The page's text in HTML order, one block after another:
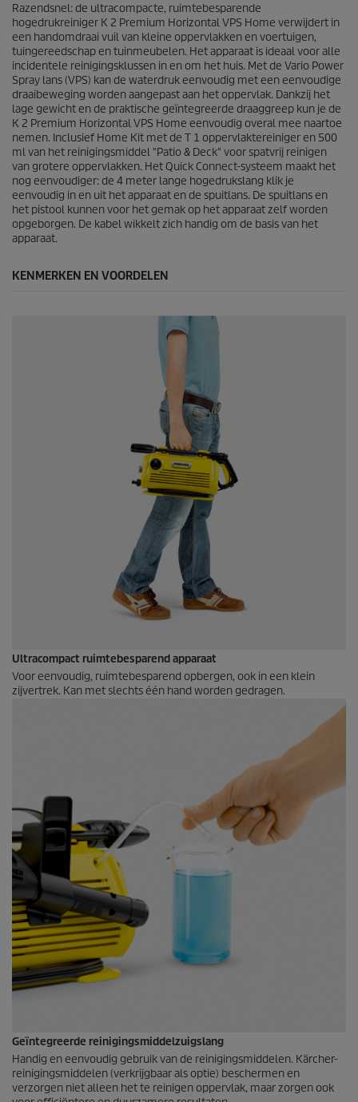
e
n
.
1
5
5
b
e
o
o
r
d
e
l
i
n
g
e
Razendsnel: de ultracompacte, ruimtebesparende
hogedrukreiniger K 2 Premium Horizontal VPS Home verwijdert in
een handomdraai vuil van kleine oppervlakken en voertuigen,
tuingereedschap en tuinmeubelen. Het apparaat is ideaal voor alle
incidentele reinigingsklussen in en om het huis. Met de Vario Power
Spray lans (VPS) kan de waterdruk eenvoudig met een eenvoudige
draaibeweging worden aangepast aan het oppervlak. Dankzij het
lage gewicht en de praktische geïntegreerde draaggreep kun je de
K 2 Premium Horizontal VPS Home eenvoudig overal mee naartoe
nemen. Inclusief Home Kit met de T 1 oppervlaktereiniger en 500
ml van het reinigingsmiddel "Patio & Deck" voor spatvrij reinigen
van grotere oppervlakken. Het Quick Connect-systeem maakt het
nog eenvoudiger: de 4 meter lange hogedrukslang klik je
eenvoudig in en uit het apparaat en de spuitlans. De spuitlans en
het pistool kunnen voor het gemak op het apparaat zelf worden
opgeborgen. De kabel wikkelt zich handig om de basis van het
apparaat.
KENMERKEN EN VOORDELEN
Ultracompact ruimtebesparend apparaat
Voor eenvoudig, ruimtebesparend opbergen, ook in een klein
zijvertrek. Kan met slechts één hand worden gedragen.
Geïntegreerde reinigingsmiddelzuigslang
Handig en eenvoudig gebruik van de reinigingsmiddelen. Kärcher-
reinigingsmiddelen (verkrijgbaar als optie) beschermen en
verzorgen niet alleen het te reinigen oppervlak, maar zorgen ook